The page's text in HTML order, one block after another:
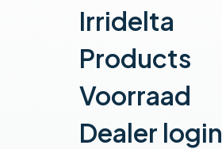
Irridelta
Products
Voorraad
Dealer login